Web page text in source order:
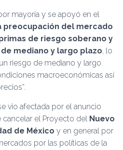
mayoría y se apoyó en el
preocupación del mercado
de riesgo soberano y
mediano y largo plazo, lo
riesgo de mediano y largo
macroeconómicas así
vio afectada por el anuncio
cancelar el Proyecto del Nuevo
de México y en general por
por las políticas de la